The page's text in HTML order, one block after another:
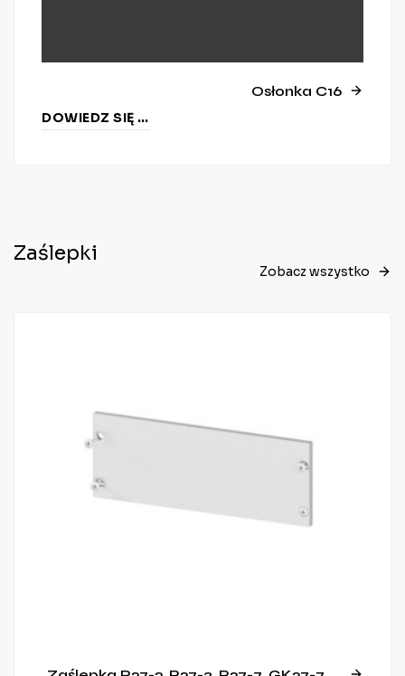
Osłonka C16
DOWIEDZ SIĘ WIĘCEJ
Zaślepki
Zobacz wszystko